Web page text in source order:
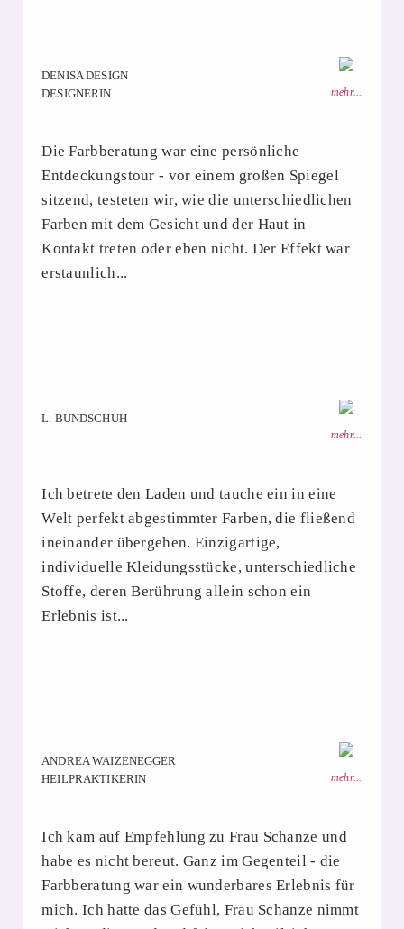
DENISA DESIGN
DESIGNERIN
mehr...
Die Farbberatung war eine persönliche
Entdeckungstour - vor einem großen Spiegel
sitzend, testeten wir, wie die unterschiedlichen
Farben mit dem Gesicht und der Haut in
Kontakt treten oder eben nicht. Der Effekt war
erstaunlich...
L. BUNDSCHUH
mehr...
Ich betrete den Laden und tauche ein in eine
Welt perfekt abgestimmter Farben, die fließend
ineinander übergehen. Einzigartige,
individuelle Kleidungsstücke, unterschiedliche
Stoffe, deren Berührung allein schon ein
Erlebnis ist...
ANDREA WAIZENEGGER
HEILPRAKTIKERIN
mehr...
Ich kam auf Empfehlung zu Frau Schanze und
habe es nicht bereut. Ganz im Gegenteil - die
Farbberatung war ein wunderbares Erlebnis für
mich. Ich hatte das Gefühl, Frau Schanze nimmt